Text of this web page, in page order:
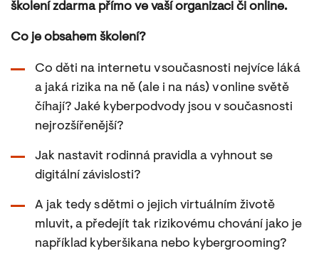
školení zdarma přímo ve vaší organizaci či online.
Co je obsahem školení?
Co děti na internetu v současnosti nejvíce láká
a jaká rizika na ně (ale i na nás) v online světě
číhají? Jaké kyberpodvody jsou v současnosti
nejrozšířenější?
Jak nastavit rodinná pravidla a vyhnout se
digitální závislosti?
A jak tedy s dětmi o jejich virtuálním životě
mluvit, a předejít tak rizikovému chování jako je
například kyberšikana nebo kybergrooming?